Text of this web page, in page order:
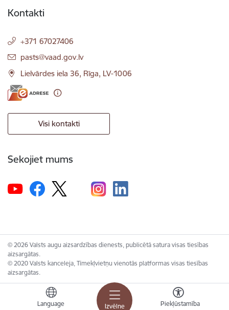
Izvēlne
Language Piekļūstamība
Kontakti
+371 67027406
E-pasts:
pasts@vaad.gov.lv
Lielvārdes iela 36, Rīga, LV-1006
Visi kontakti
Sekojiet mums
© 2026 Valsts augu aizsardzības dienests, publicētā satura visas tiesības
aizsargātas.
© 2020 Valsts kanceleja, Tīmekļvietņu vienotās platformas visas tiesības
aizsargātas.